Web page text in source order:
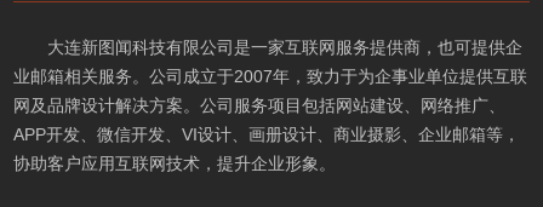
大连新图闻科技有限公司是一家互联网服务提供商，也可提供企
业邮箱相关服务。公司成立于2007年，致力于为企事业单位提供互联
网及品牌设计解决方案。公司服务项目包括网站建设、网络推广、
APP开发、微信开发、VI设计、画册设计、商业摄影、企业邮箱等，
协助客户应用互联网技术，提升企业形象。